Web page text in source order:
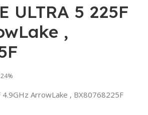
ULTRA 5 225F
,
4.9GHz ArrowLake , BX80768225F